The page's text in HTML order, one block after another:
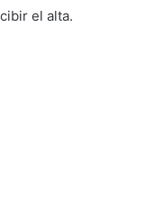
el alta.